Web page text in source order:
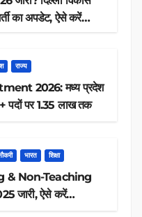
का अपडेट, ऐसे करें
राज्य
2026: मध्य प्रदेश
पदों पर 1.35 लाख तक
भारत शिक्षा
& Non-Teaching
जारी, ऐसे करें